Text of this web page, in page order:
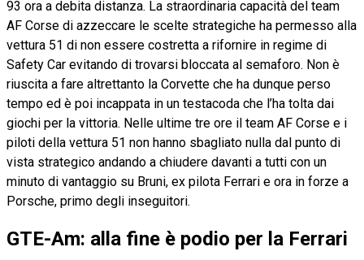
93 ora a debita distanza. La straordinaria capacità del team
AF Corse di azzeccare le scelte strategiche ha permesso alla
vettura 51 di non essere costretta a rifornire in regime di
Safety Car evitando di trovarsi bloccata al semaforo. Non è
riuscita a fare altrettanto la Corvette che ha dunque perso
tempo ed è poi incappata in un testacoda che l’ha tolta dai
giochi per la vittoria. Nelle ultime tre ore il team AF Corse e i
piloti della vettura 51 non hanno sbagliato nulla dal punto di
vista strategico andando a chiudere davanti a tutti con un
minuto di vantaggio su Bruni, ex pilota Ferrari e ora in forze a
Porsche, primo degli inseguitori.
GTE-Am: alla fine è podio per la Ferrari